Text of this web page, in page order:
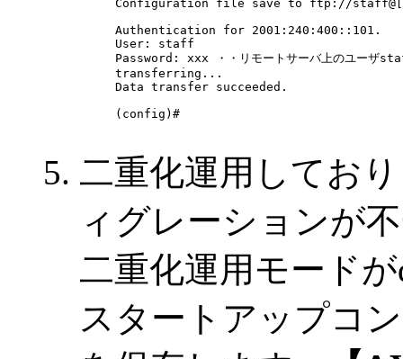
Configuration file save to ftp://
Authentication for 2001:240:400::101.
User: staff
Password: xxx ・・リモートサーバ上のユーザ
transferring...
Data transfer succeeded.
(config)#
二重化運用してお
ィグレーションが
二重化運用モード
スタートアップコ